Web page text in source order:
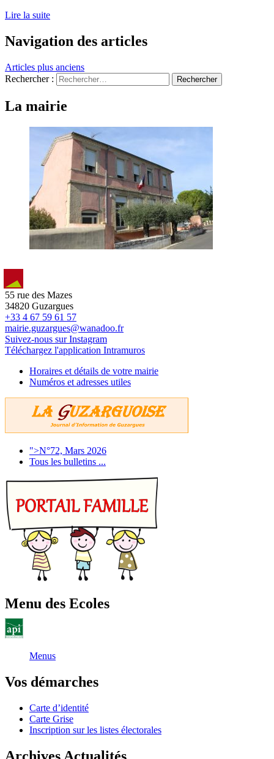
Lire la suite
Navigation des articles
Articles plus anciens
Rechercher :
La mairie
55 rue des Mazes
34820 Guzargues
+33 4 67 59 61 57
mairie.guzargues@wanadoo.fr
Suivez-nous sur Instagram
Téléchargez l'application Intramuros
Horaires et détails de votre mairie
Numéros et adresses utiles
">N°72, Mars 2026
Tous les bulletins ...
Menu des Ecoles
Menus
Vos démarches
Carte d’identité
Carte Grise
Inscription sur les listes électorales